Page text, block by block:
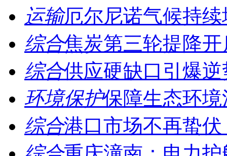
运输厄尔尼诺气候持
综合焦炭第三轮提降
综合供应硬缺口引爆
环境保护保障生态环
综合港口市场不再蛰